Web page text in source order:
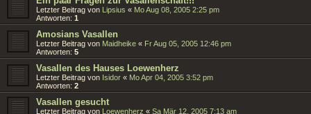
Letzter Beitrag von Lipsius « Mo Aug 08, 2005 2:25 pm
Antworten: 1
Amosians Vasallen
Letzter Beitrag von Maidheike « Fr Aug 05, 2005 12:46 pm
Antworten: 5
Vasallen des Hauses Loewenherz
Letzter Beitrag von Isidor « Mo Apr 04, 2005 3:52 pm
Antworten: 2
Vasallen gesucht
Letzter Beitrag von Loewenherz « Sa Mär 12, 2005 7:13 am